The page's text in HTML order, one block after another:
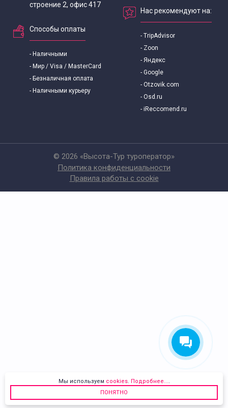
строение 2, офис 417
Способы оплаты
- Наличными
- Мир / Visa / MasterCard
- Безналичная оплата
- Наличными курьеру
Нас рекомендуют на:
- TripAdvisor
- Zoon
- Яндекс
- Google
- Otzovik.com
- Osd.ru
- iReccomend.ru
© 2026 «Высота-Тур туроператор»
Политика конфиденциальности
Правила работы с cookie
Мы используем cookies. Подробнее....
ПОНЯТНО